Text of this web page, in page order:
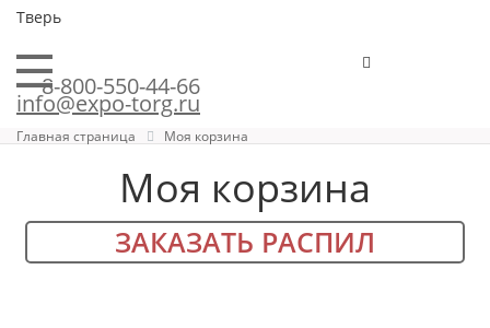
Тверь
8-800-550-44-66
info@expo-torg.ru
Главная страница Моя корзина
Моя корзина
ЗАКАЗАТЬ РАСПИЛ